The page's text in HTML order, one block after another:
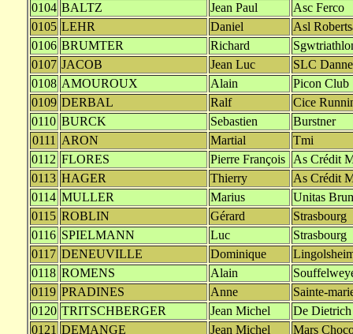
0104 BALTZ Jean Paul
Asc Ferco
0105 LEHR Daniel
Asl
0106 BRUMTER Richard
0107 JACOB Jean Luc
SLC
0108 AMOUROUX Alain
Picon Club
0109 DERBAL Ralf
Cice
0110 BURCK Sebastien
Burstner
0111
ARON Martial
Tmi
0112 FLORES Pierre François
As Crédit
0113 HAGER Thierry
As Crédit
0114 MULLER Marius
Unitas
0115 ROBLIN Gérard
Strasbourg
0116 SPIELMANN Luc
Strasbourg
0117 DENEUVILLE Dominique
0118 ROMENS Alain
0119 PRADINES Anne
Sainte-
0120 TRITSCHBERGER Jean Michel
De
0121 DEMANGE Jean Michel Mars